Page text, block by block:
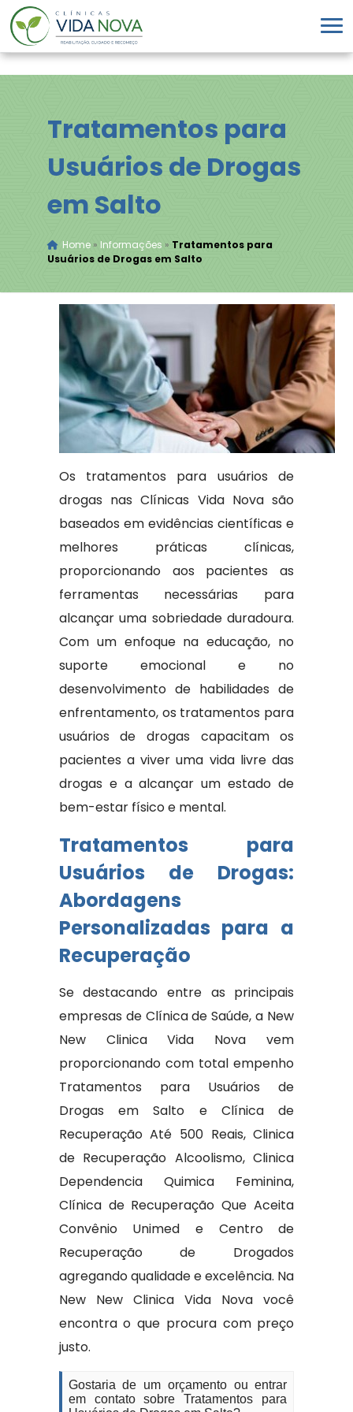
Tratamentos para
Usuários de Drogas
em Salto
Home» Informações » Tratamentos para
Usuários de Drogas em Salto
Os tratamentos para usuários de
drogas nas Clínicas Vida Nova são
baseados em evidências científicas e
melhores práticas clínicas,
proporcionando aos pacientes as
ferramentas necessárias para
alcançar uma sobriedade duradoura.
Com um enfoque na educação, no
suporte emocional e no
desenvolvimento de habilidades de
enfrentamento, os tratamentos para
usuários de drogas capacitam os
pacientes a viver uma vida livre das
drogas e a alcançar um estado de
bem-estar físico e mental.
Tratamentos para
Usuários de Drogas:
Abordagens
Personalizadas para a
Recuperação
Se destacando entre as principais
empresas de Clínica de Saúde, a New
New Clinica Vida Nova vem
proporcionando com total empenho
Tratamentos para Usuários de
Drogas em Salto e Clínica de
Recuperação Até 500 Reais, Clinica
de Recuperação Alcoolismo, Clinica
Dependencia Quimica Feminina,
Clínica de Recuperação Que Aceita
Convênio Unimed e Centro de
Recuperação de Drogados
agregando qualidade e excelência. Na
New New Clinica Vida Nova você
encontra o que procura com preço
justo.
Gostaria de um orçamento ou entrar
em contato sobre Tratamentos para